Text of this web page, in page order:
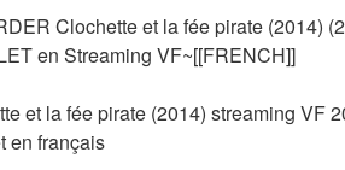
Clochette et la fée pirate (2014)
en Streaming VF~[[FRENCH]]
et la fée pirate (2014) streaming VF
en français